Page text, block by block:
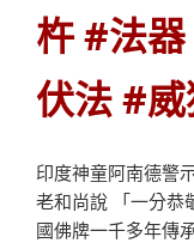
杵 #法
伏法 #
印度神童阿南德警
老和尚說 「一分恭
國佛牌一千多年傳